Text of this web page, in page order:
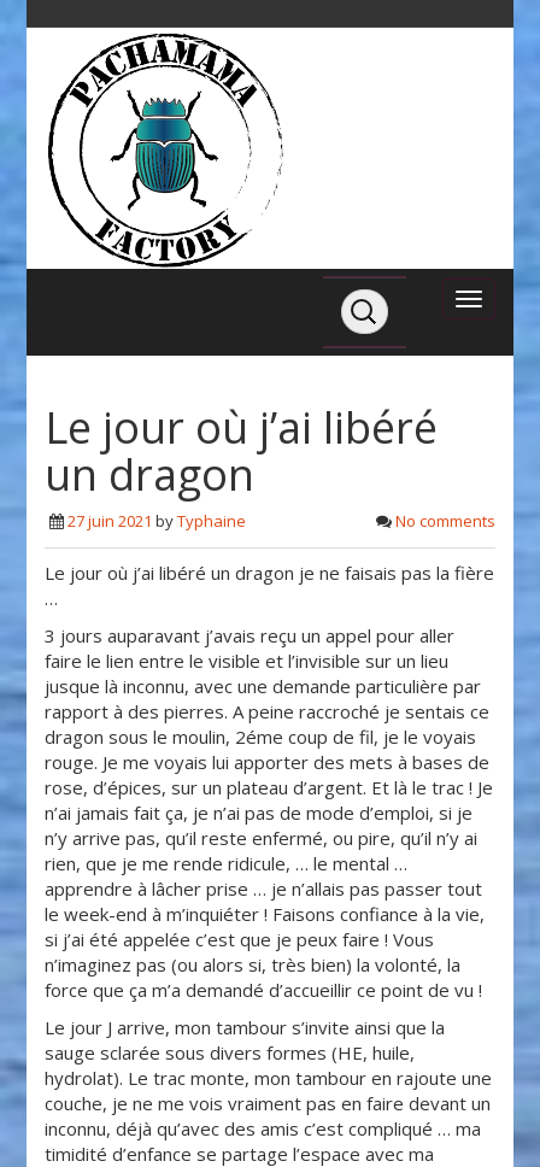
Le jour où j’ai libéré
un dragon
27 juin 2021 byTyphaine No comments
Le jour où j’ai libéré un dragon je ne faisais pas la fière
…
3 jours auparavant j’avais reçu un appel pour aller
faire le lien entre le visible et l’invisible sur un lieu
jusque là inconnu, avec une demande particulière par
rapport à des pierres. A peine raccroché je sentais ce
dragon sous le moulin, 2éme coup de fil, je le voyais
rouge. Je me voyais lui apporter des mets à bases de
rose, d’épices, sur un plateau d’argent. Et là le trac ! Je
n’ai jamais fait ça, je n’ai pas de mode d’emploi, si je
n’y arrive pas, qu’il reste enfermé, ou pire, qu’il n’y ai
rien, que je me rende ridicule, … le mental …
apprendre à lâcher prise … je n’allais pas passer tout
le week-end à m’inquiéter ! Faisons confiance à la vie,
si j’ai été appelée c’est que je peux faire ! Vous
n’imaginez pas (ou alors si, très bien) la volonté, la
force que ça m’a demandé d’accueillir ce point de vu !
Le jour J arrive, mon tambour s’invite ainsi que la
sauge sclarée sous divers formes (HE, huile,
hydrolat). Le trac monte, mon tambour en rajoute une
couche, je ne me vois vraiment pas en faire devant un
inconnu, déjà qu’avec des amis c’est compliqué … ma
timidité d’enfance se partage l’espace avec ma